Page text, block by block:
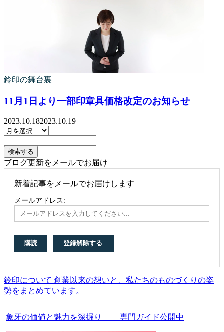
鈴印の舞台裏
11月1日より一部印章具価格改定のお知らせ
2023.10.182023.10.19
ブログ更新をメールでお届け
新着記事をメールでお届けします
メールアドレス:
鈴印について 創業以来の想いと、私たちのものづくりの姿
勢をまとめています。
象牙の価値と魅力を深掘り 専門ガイド公開中